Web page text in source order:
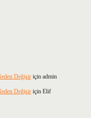
Değişiriçin admin
Değişiriçin Elif